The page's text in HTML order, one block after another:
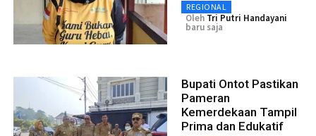
REGIONAL
Oleh Tri Putri Handayani
baru saja
Bupati Ontot Pastikan
Pameran
Kemerdekaan Tampil
Prima dan Edukatif